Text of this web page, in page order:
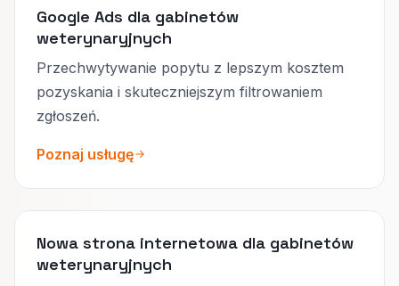
Google Ads dla gabinetów
weterynaryjnych
Przechwytywanie popytu z lepszym kosztem
pozyskania i skuteczniejszym filtrowaniem
zgłoszeń.
Poznaj usługę
Nowa strona internetowa dla gabinetów
weterynaryjnych